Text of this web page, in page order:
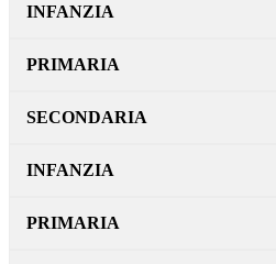
INFANZIA
PRIMARIA
SECONDARIA
INFANZIA
PRIMARIA